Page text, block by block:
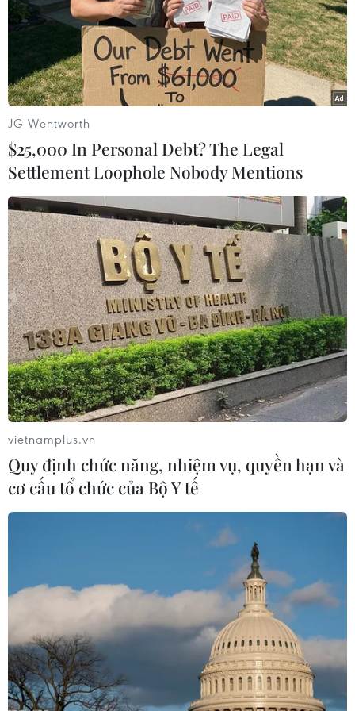
#lợi dụng các quyền tự do dân chủ xâm phạm lợi ích Nhà
nước
#Lợi dụng quyền tự do
#Truy tố
Bắc Giang
Bắc Ninh
Theo dõi VietnamPlus
TIN LIÊN QUAN
JG Wentworth
$25,000 In Personal Debt? The Legal
Settlement Loophole Nobody Mentions
vietnamplus.vn
Quy định chức năng, nhiệm vụ, quyền hạn và
cơ cấu tổ chức của Bộ Y tế